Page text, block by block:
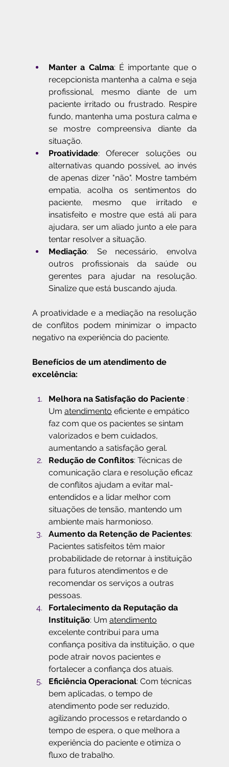
Manter a Calma: É importante que o
recepcionista mantenha a calma e seja
profissional, mesmo diante de um
paciente irritado ou frustrado. Respire
fundo, mantenha uma postura calma e
se mostre compreensiva diante da
situação.
Proatividade: Oferecer soluções ou
alternativas quando possível, ao invés
de apenas dizer "não". Mostre também
empatia, acolha os sentimentos do
paciente, mesmo que irritado e
insatisfeito e mostre que está ali para
ajudara, ser um aliado junto a ele para
tentar resolver a situação.
Mediação: Se necessário, envolva
outros profissionais da saúde ou
gerentes para ajudar na resolução.
Sinalize que está buscando ajuda.
A proatividade e a mediação na resolução
de conflitos podem minimizar o impacto
negativo na experiência do paciente.
Benefícios de um atendimento de
excelência:
Melhora na Satisfação do Paciente :
Um atendimento eficiente e empático
faz com que os pacientes se sintam
valorizados e bem cuidados,
aumentando a satisfação geral.
Redução de Conflitos: Técnicas de
comunicação clara e resolução eficaz
de conflitos ajudam a evitar mal-
entendidos e a lidar melhor com
situações de tensão, mantendo um
ambiente mais harmonioso.
Aumento da Retenção de Pacientes:
Pacientes satisfeitos têm maior
probabilidade de retornar à instituição
para futuros atendimentos e de
recomendar os serviços a outras
pessoas.
Fortalecimento da Reputação da
Instituição: Um atendimento
excelente contribui para uma
confiança positiva da instituição, o que
pode atrair novos pacientes e
fortalecer a confiança dos atuais.
Eficiência Operacional: Com técnicas
bem aplicadas, o tempo de
atendimento pode ser reduzido,
agilizando processos e retardando o
tempo de espera, o que melhora a
experiência do paciente e otimiza o
fluxo de trabalho.